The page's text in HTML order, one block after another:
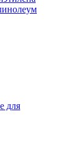
для